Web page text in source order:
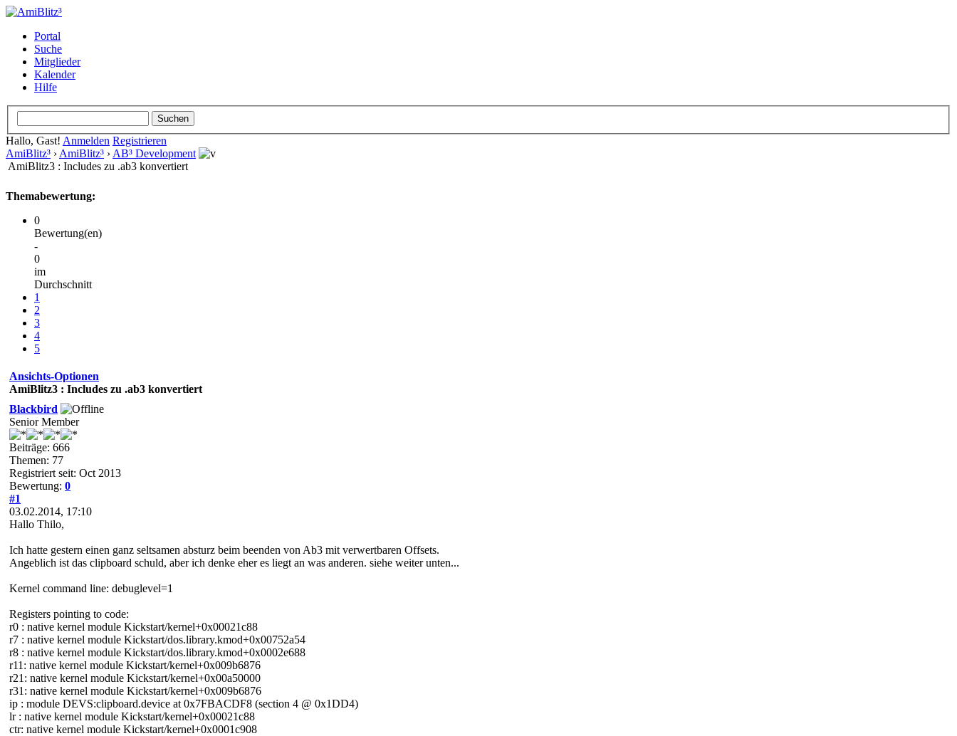
Portal
Suche
Mitglieder
Kalender
Hilfe
Hallo, Gast! Anmelden Registrieren
AmiBlitz³ › AmiBlitz³ › AB³ Development
AmiBlitz3 : Includes zu .ab3 konvertiert
Themabewertung:
0
Bewertung(en)
-
0
im
Durchschnitt
1
2
3
4
5
Ansichts-Optionen
AmiBlitz3 : Includes zu .ab3 konvertiert
Blackbird
Senior Member
Beiträge: 666
Themen: 77
Registriert seit: Oct 2013
Bewertung: 0
#1
03.02.2014, 17:10
Hallo Thilo,
Ich hatte gestern einen ganz seltsamen absturz beim beenden von Ab3 mit verwertbaren Offsets.
Angeblich ist das clipboard schuld, aber ich denke eher es liegt an was anderen. siehe weiter unten...
Kernel command line: debuglevel=1
Registers pointing to code:
r0 : native kernel module Kickstart/kernel+0x00021c88
r7 : native kernel module Kickstart/dos.library.kmod+0x00752a54
r8 : native kernel module Kickstart/dos.library.kmod+0x0002e688
r11: native kernel module Kickstart/kernel+0x009b6876
r21: native kernel module Kickstart/kernel+0x00a50000
r31: native kernel module Kickstart/kernel+0x009b6876
ip : module DEVS:clipboard.device at 0x7FBACDF8 (section 4 @ 0x1DD4)
lr : native kernel module Kickstart/kernel+0x00021c88
ctr: native kernel module Kickstart/kernel+0x0001c908